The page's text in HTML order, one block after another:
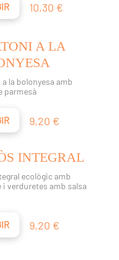
Preu
10,30 €
A LA
la bolonyesa amb
parmesà
Preu
9,20 €
INTEGRAL
ecològic amb
i verduretes amb salsa
Preu
9,20 €